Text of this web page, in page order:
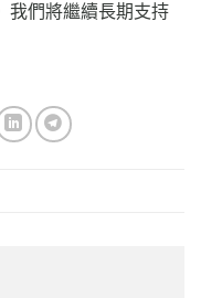
我們將繼續長期支持